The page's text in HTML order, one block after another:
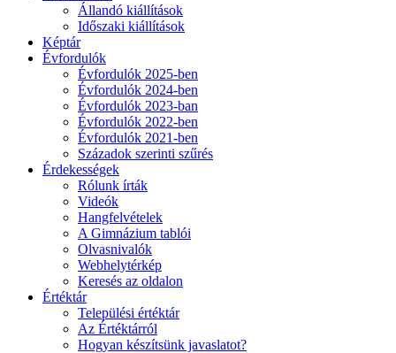
Állandó kiállítások
Időszaki kiállítások
Képtár
Évfordulók
Évfordulók 2025-ben
Évfordulók 2024-ben
Évfordulók 2023-ban
Évfordulók 2022-ben
Évfordulók 2021-ben
Századok szerinti szűrés
Érdekességek
Rólunk írták
Videók
Hangfelvételek
A Gimnázium tablói
Olvasnivalók
Webhelytérkép
Keresés az oldalon
Értéktár
Települési értéktár
Az Értéktárról
Hogyan készítsünk javaslatot?